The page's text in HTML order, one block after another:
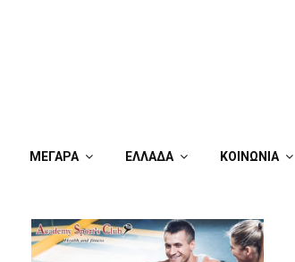
ΜΕΓΑΡΑ ΕΛΛΑΔΑ ΚΟΙΝΩΝΙΑ